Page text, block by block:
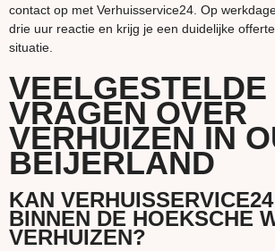
contact op met Verhuisservice24. Op
drie uur reactie en krijg je een duidelijke
situatie.
VEELGESTELDE
VRAGEN OVER
VERHUIZEN IN
BEIJERLAND
KAN
BINNEN DE HOEKSCHE
VERHUIZEN?